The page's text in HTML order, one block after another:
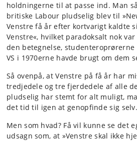
holdningerne til at passe ind. Man
britiske Labour pludselig blev til
Venstre få år efter kortvarigt kaldte
Venstre«, hvilket paradoksalt nok
den betegnelse, studenteroprørerne
VS i 1970erne havde brugt om dem
Så ovenpå, at Venstre på få år har
tredjedele og tre fjerdedele af alle
pludselig har stemt for alt muligt,
det tid til igen at genopfinde sig selv.
Men som hvad? Få vil kunne se det
udsagn som, at »Venstre skal ikke